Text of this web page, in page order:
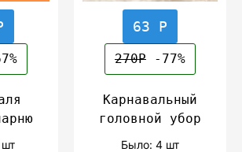
63 Р
270Р -77%
Карнавальный
головной убор
Было: 4 шт